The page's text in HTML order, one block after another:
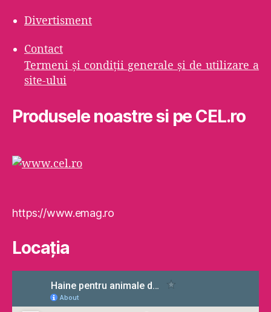
Divertisment
Contact
Termeni şi condiţii generale şi de utilizare a
site-ului
Produsele noastre si pe CEL.ro
https://www.emag.ro
Locaţia